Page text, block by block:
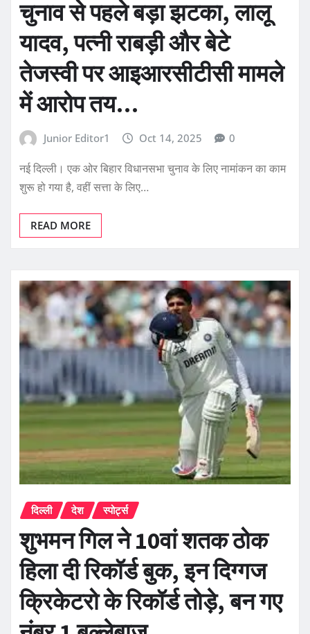
चुनाव से पहले बड़ा झटका, लालू
यादव, पत्नी राबड़ी और बेटे
तेजस्वी पर आइआरसीटीसी मामले
में आरोप तय…
Junior Editor1 Oct 14, 2025 0
नई दिल्ली। एक ओर बिहार विधानसभा चुनाव के लिए नामांकन का काम
शुरू हो गया है, वहीं सत्ता के लिए…
READ MORE
दिल्ली देश स्पोर्ट्स
शुभमन गिल ने 10वां शतक ठोक
हिला दी रिकॉर्ड बुक, इन दिग्गज
क्रिकेटरो के रिकॉर्ड तोड़े, बन गए